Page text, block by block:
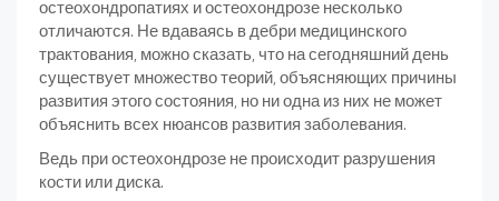
остеохондропатиях и остеохондрозе несколько
отличаются. Не вдаваясь в дебри медицинского
трактования, можно сказать, что на сегодняшний день
существует множество теорий, объясняющих причины
развития этого состояния, но ни одна из них не может
объяснить всех нюансов развития заболевания.
Ведь при остеохондрозе не происходит разрушения
кости или диска.